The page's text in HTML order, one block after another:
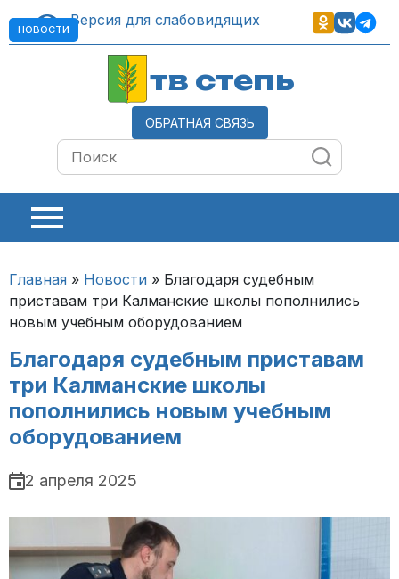
Версия для слабовидящих
тв степь
ОБРАТНАЯ СВЯЗЬ
Главная » Новости » Благодаря судебным
приставам три Калманские школы пополнились
новым учебным оборудованием
Благодаря судебным приставам
три Калманские школы
пополнились новым учебным
оборудованием
НОВОСТИ
2 апреля 2025